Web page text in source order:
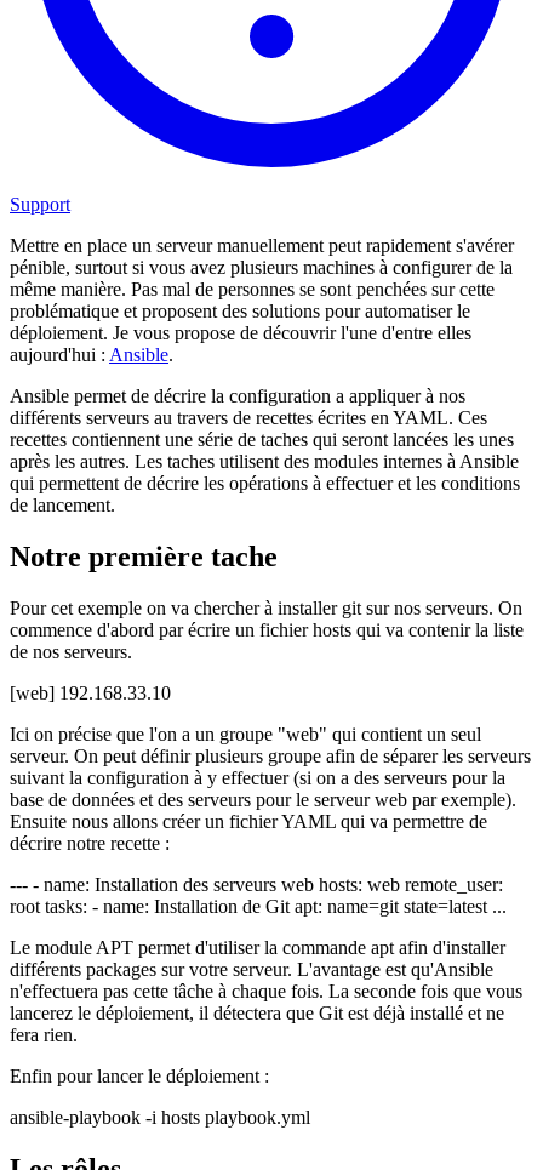
Support
Mettre en place un serveur manuellement peut rapidement s'avérer
pénible, surtout si vous avez plusieurs machines à configurer de la
même manière. Pas mal de personnes se sont penchées sur cette
problématique et proposent des solutions pour automatiser le
déploiement. Je vous propose de découvrir l'une d'entre elles
aujourd'hui : Ansible.
Ansible permet de décrire la configuration a appliquer à nos
différents serveurs au travers de recettes écrites en YAML. Ces
recettes contiennent une série de taches qui seront lancées les unes
après les autres. Les taches utilisent des modules internes à Ansible
qui permettent de décrire les opérations à effectuer et les conditions
de lancement.
Notre première tache
Pour cet exemple on va chercher à installer git sur nos serveurs. On
commence d'abord par écrire un fichier hosts qui va contenir la liste
de nos serveurs.
[web] 192.168.33.10
Ici on précise que l'on a un groupe "web" qui contient un seul
serveur. On peut définir plusieurs groupe afin de séparer les serveurs
suivant la configuration à y effectuer (si on a des serveurs pour la
base de données et des serveurs pour le serveur web par exemple).
Ensuite nous allons créer un fichier YAML qui va permettre de
décrire notre recette :
--- - name: Installation des serveurs web hosts: web remote_user:
root tasks: - name: Installation de Git apt: name=git state=latest ...
Le module APT permet d'utiliser la commande apt afin d'installer
différents packages sur votre serveur. L'avantage est qu'Ansible
n'effectuera pas cette tâche à chaque fois. La seconde fois que vous
lancerez le déploiement, il détectera que Git est déjà installé et ne
fera rien.
Enfin pour lancer le déploiement :
ansible-playbook -i hosts playbook.yml